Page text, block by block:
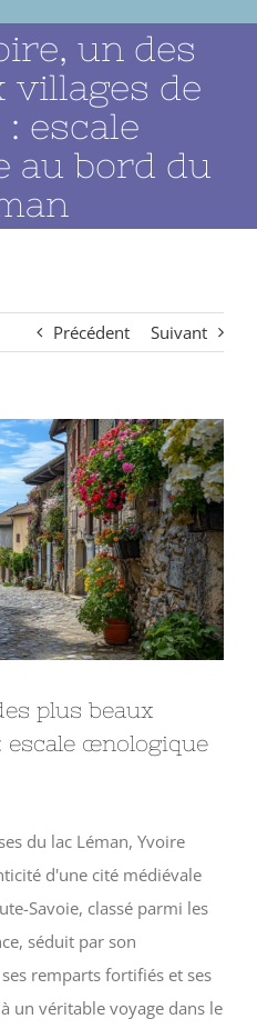
un des
villages de
escale
au bord du
Précédent Suivant
plus beaux
escale œnologique
du lac Léman, Yvoire
d'une cité médiévale
Savoie, classé parmi les
séduit par son
remparts fortifiés et ses
un véritable voyage dans le